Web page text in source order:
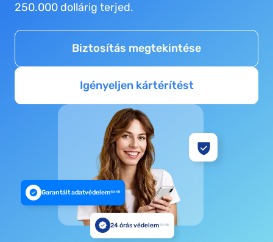
250.000 dollárig terjed.
Biztosítás megtekintése
Igényeljen kártérítést
Garantált adatvédelem10:18
24 órás védelem10:18